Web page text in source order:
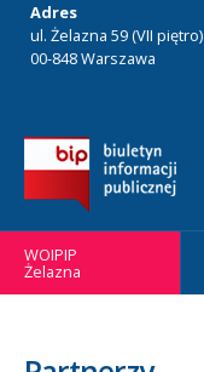
Adres
ul. Żelazna 59 (VII piętro)
00-848 Warszawa
WOIPIP
Żelazna